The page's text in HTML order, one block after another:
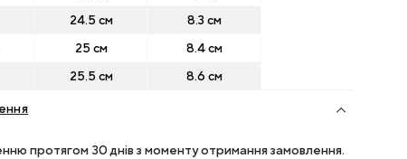
24.5 см
8.3 см
25 см
8.4 см
25.5 см 8.6 см
протягом 30 днів з моменту отримання замовлення.